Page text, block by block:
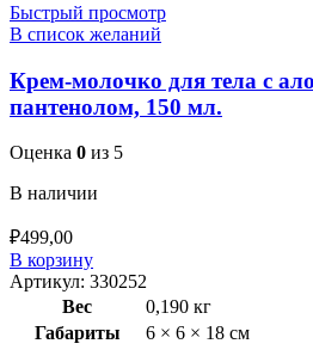
Быстрый просмотр
В список желаний
Крем-молочко для тела с
пантенолом, 150 мл.
Оценка 0 из 5
В наличии
₽499,00
В корзину
Артикул: 330252
Вес
0,190 кг
Габариты
6 × 6 × 18 см